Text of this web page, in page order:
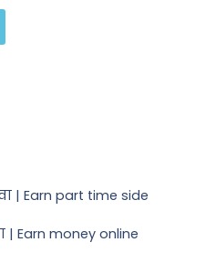
| Earn part time side
Earn money online